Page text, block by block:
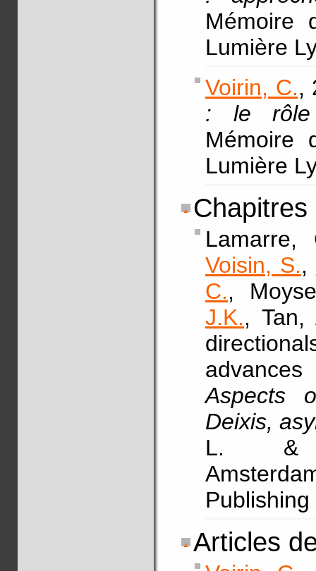
Mémoire
Lumière
Voirin, C.,
: le rôle
Mémoire
Lumière
Voisin, S.,
C.,
J.K.,
Aspects
Deixis,
L. &
Articles